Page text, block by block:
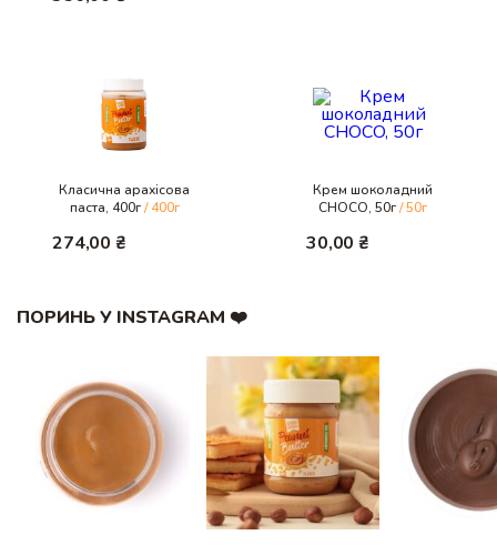
Класична арахісова
паста, 400г / 400г
274,00₴
Крем шоколадний
CHOCO, 50г/ 50г
30,00₴
ПОРИНЬ У INSTAGRAM ❤️